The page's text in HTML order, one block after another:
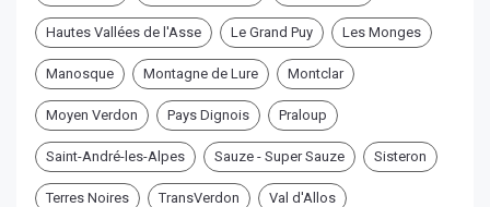
Hautes Vallées de l'Asse Le Grand Puy Les Monges
Manosque Montagne de Lure Montclar
Moyen Verdon Pays Dignois Praloup
Saint-André-les-Alpes Sauze - Super Sauze Sisteron
Terres Noires TransVerdon Val d'Allos